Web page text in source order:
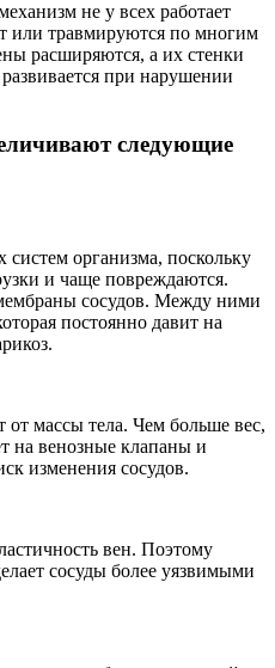
не у всех работает
или травмируются по многим
расширяются, а их стенки
при нарушении
следующие
систем организма, поскольку
и чаще повреждаются.
сосудов. Между ними
постоянно давит на
от массы тела. Чем больше вес,
на венозные клапаны и
изменения сосудов.
вен. Поэтому
сосуды более уязвимыми